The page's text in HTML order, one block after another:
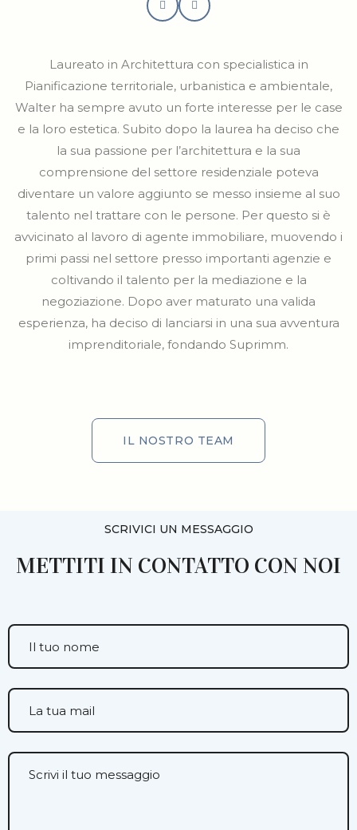
Laureato in Architettura con specialistica in
Pianificazione territoriale, urbanistica e ambientale,
Walter ha sempre avuto un forte interesse per le case
e la loro estetica. Subito dopo la laurea ha deciso che
la sua passione per l’architettura e la sua
comprensione del settore residenziale poteva
diventare un valore aggiunto se messo insieme al suo
talento nel trattare con le persone. Per questo si è
avvicinato al lavoro di agente immobiliare, muovendo i
primi passi nel settore presso importanti agenzie e
coltivando il talento per la mediazione e la
negoziazione. Dopo aver maturato una valida
esperienza, ha deciso di lanciarsi in una sua avventura
imprenditoriale, fondando Suprimm.
IL NOSTRO TEAM
IL NOSTRO TEAM
SCRIVICI UN MESSAGGIO
METTITI IN CONTATTO CON NOI